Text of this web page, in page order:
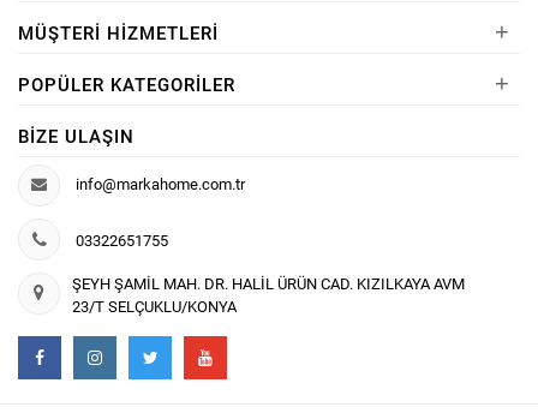
MÜŞTERI HIZMETLERI +
POPÜLER KATEGORILER +
BIZE ULAŞIN
info@markahome.com.tr
03322651755
ŞEYH ŞAMİL MAH. DR. HALİL ÜRÜN CAD. KIZILKAYA AVM
23/T SELÇUKLU/KONYA